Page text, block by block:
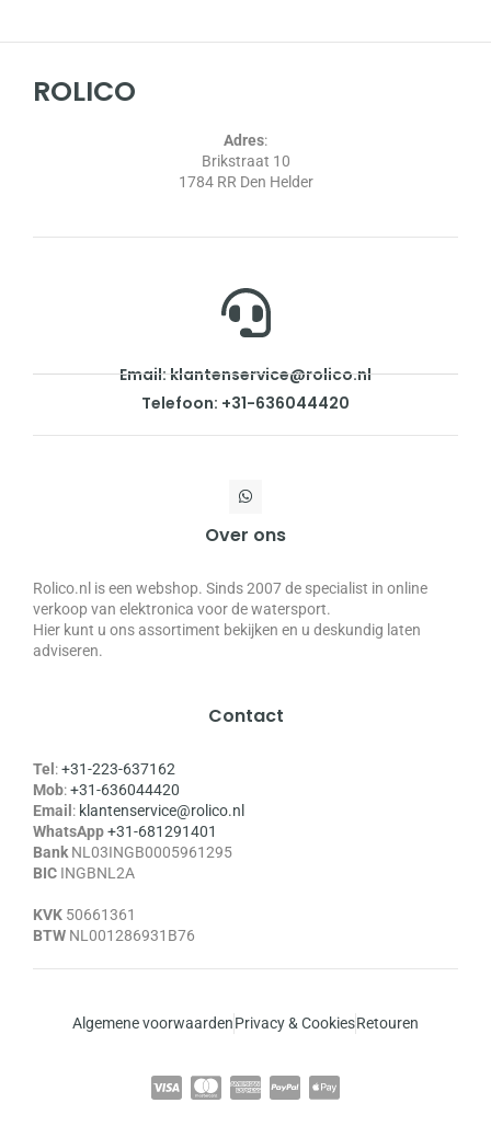
ROLICO
Adres:
Brikstraat 10
1784 RR Den Helder
Email: klantenservice@rolico.nl
Telefoon: +31-636044420
Over ons
Rolico.nl is een webshop. Sinds 2007 de specialist in online
verkoop van elektronica voor de watersport.
Hier kunt u ons assortiment bekijken en u deskundig laten
adviseren.
Contact
Tel :+31-223-637162
Mob:+31-636044420
Email : klantenservice@rolico.nl
WhatsApp+31-681291401
Bank NL03INGB0005961295
BIC INGBNL2A
KVK 50661361
BTW NL001286931B76
Algemene voorwaardenPrivacy & CookiesRetouren